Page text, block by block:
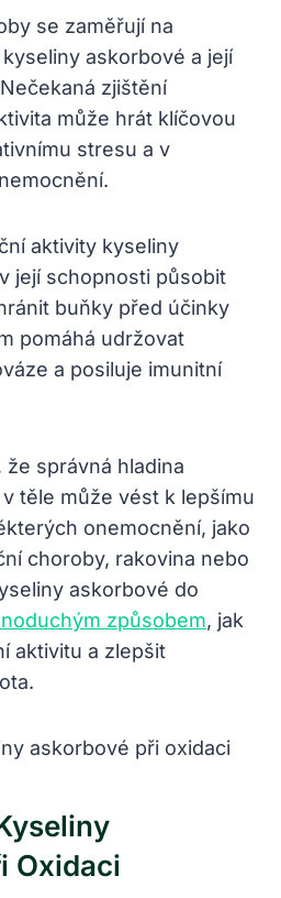
se zaměřují na
askorbové a její
zjištění
může hrát klíčovou
stresu a v
aktivity kyseliny
její schopnosti působit
buňky před účinky
pomáhá udržovat
a posiluje imunitní
správná hladina
těle může vést k lepšímu
onemocnění, jako
choroby, rakovina nebo
askorbové do
způsobem, jak
aktivitu a zlepšit
Oxidaci